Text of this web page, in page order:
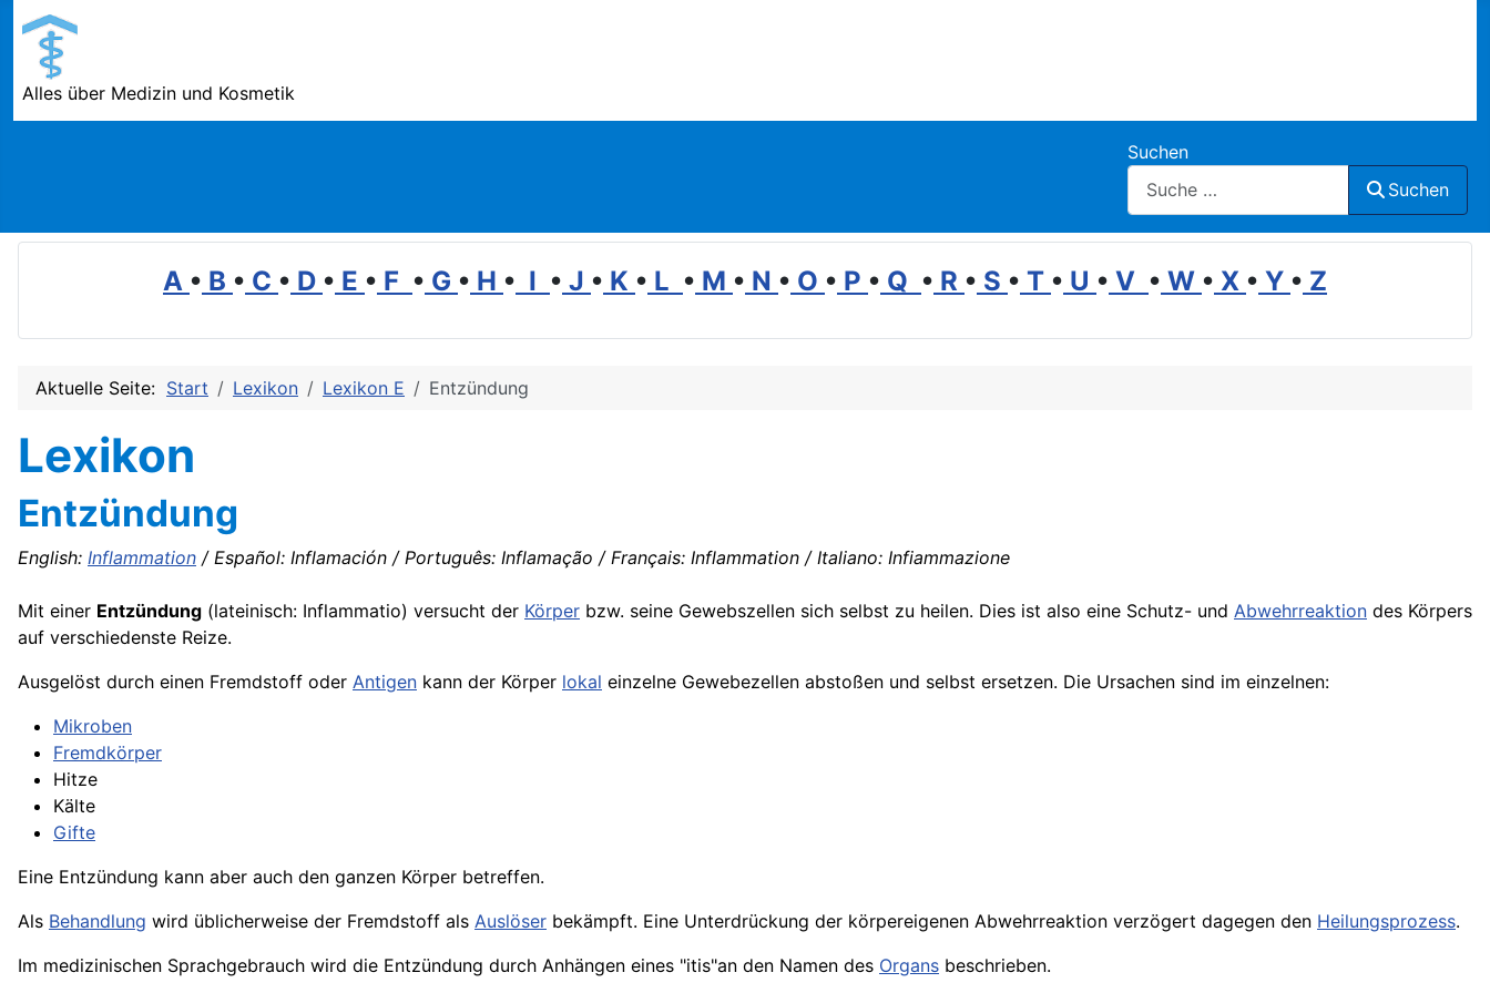
Alles über Medizin und Kosmetik
Suchen
Suchen
A • B • C • D • E • F • G • H • I • J • K • L • M • N • O • P • Q • R • S • T • U • V • W • X • Y • Z
Aktuelle Seite: Start Lexikon Lexikon E Entzündung
Lexikon
Entzündung
English: Inflammation / Español: Inflamación / Português: Inflamação / Français: Inflammation / Italiano: Infiammazione
Mit einer Entzündung (lateinisch: Inflammatio) versucht der Körper bzw. seine Gewebszellen sich selbst zu heilen. Dies ist also eine Schutz- und Abwehrreaktion des Körpers
auf verschiedenste Reize.
Ausgelöst durch einen Fremdstoff oder Antigen kann der Körper lokal einzelne Gewebezellen abstoßen und selbst ersetzen. Die Ursachen sind im einzelnen:
Mikroben
Fremdkörper
Hitze
Kälte
Gifte
Eine Entzündung kann aber auch den ganzen Körper betreffen.
Als Behandlung wird üblicherweise der Fremdstoff als Auslöser bekämpft. Eine Unterdrückung der körpereigenen Abwehrreaktion verzögert dagegen den Heilungsprozess.
Im medizinischen Sprachgebrauch wird die Entzündung durch Anhängen eines "itis"an den Namen des Organs beschrieben.